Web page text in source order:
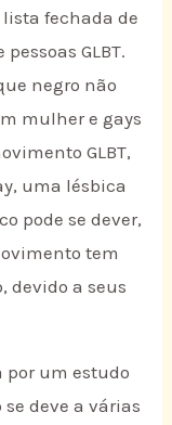
lista fechada de
GLBT.
negro não
mulher e gays
GLBT,
uma lésbica
pode se dever,
tem
devido a seus
por um estudo
deve a várias